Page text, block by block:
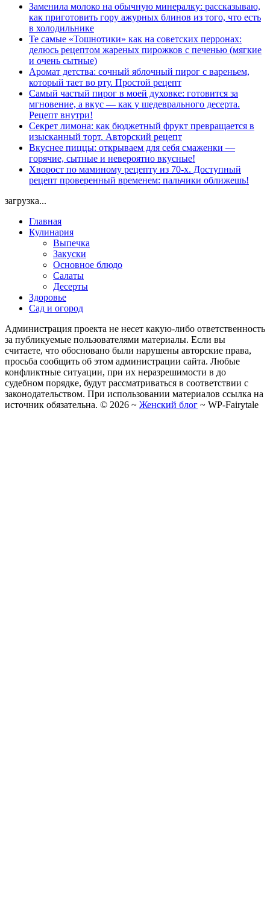
Заменила молоко на обычную минералку: рассказываю,
как приготовить гору ажурных блинов из того, что есть
в холодильнике
Те самые «Тошнотики» как на советских перронах:
делюсь рецептом жареных пирожков с печенью (мягкие
и очень сытные)
Аромат детства: сочный яблочный пирог с вареньем,
который тает во рту. Простой рецепт
Самый частый пирог в моей духовке: готовится за
мгновение, а вкус — как у шедеврального десерта.
Рецепт внутри!
Секрет лимона: как бюджетный фрукт превращается в
изысканный торт. Авторский рецепт
Вкуснее пиццы: открываем для себя смаженки —
горячие, сытные и невероятно вкусные!
Хворост по маминому рецепту из 70-х. Доступный
рецепт проверенный временем: пальчики оближешь!
загрузка...
Главная
Кулинария
Выпечка
Закуски
Основное блюдо
Салаты
Десерты
Здоровье
Сад и огород
Администрация проекта не несет какую-либо ответственность
за публикуемые пользователями материалы. Если вы
считаете, что обосновано были нарушены авторские права,
просьба сообщить об этом администрации сайта. Любые
конфликтные ситуации, при их неразрешимости в до
судебном порядке, будут рассматриваться в соответствии с
законодательством. При использовании материалов ссылка на
источник обязательна. © 2026 ~ Женский блог ~ WP-Fairytale